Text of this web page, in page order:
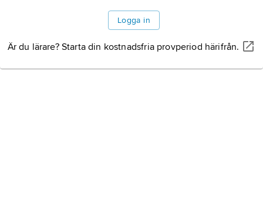
Logga in
Är du lärare? Starta din kostnadsfria provperiod härifrån.